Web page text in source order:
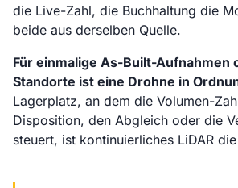
die Live-Zahl, die Buchhaltung die
beide aus derselben Quelle.
Für einmalige As-Built-Aufnahmen
Standorte ist eine Drohne in
Lagerplatz, an dem die Volumen-
Disposition, den Abgleich oder die
steuert, ist kontinuierliches LiDAR